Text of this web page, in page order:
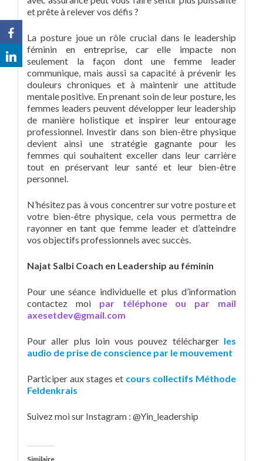
et prête à relever vos défis ?
La posture joue un rôle crucial dans le leadership
féminin en entreprise, car elle impacte non
seulement la façon dont une femme leader
communique, mais aussi sa capacité à prévenir les
douleurs chroniques et à maintenir une attitude
mentale positive. En prenant soin de leur posture, les
femmes leaders peuvent développer leur leadership
de manière holistique et inspirer leur entourage
professionnel. Investir dans son bien-être physique
devient ainsi une stratégie gagnante pour les
femmes qui souhaitent exceller dans leur carrière
tout en préservant leur santé et leur bien-être
personnel.
N’hésitez pas à vous concentrer sur votre posture et
votre bien-être physique, cela vous permettra de
rayonner en tant que femme leader et d’atteindre
vos objectifs professionnels avec succès.
Najat Salbi Coach en Leadership au féminin
Pour une séance individuelle et plus d’information
contactez moipar téléphone ou par mail
axesetdev@gmail.com
Pour aller plus loin vous pouvez télécharger les
audio de prise de conscience par le mouvement
Participer aux stages et cours collectifs Méthode
Feldenkrais
Suivez moi sur Instagram : @Yin_leadership
Similaire